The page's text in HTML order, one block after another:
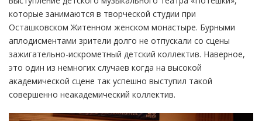
которые занимаются в творческой студии при
Осташковском Житенном женском монастыре. Бурными
аплодисментами зрители долго не отпускали со сцены
зажигательно-искрометный детский коллектив. Наверное,
это один из немногих случаев когда на высокой
академической сцене так успешно выступил такой
совершенно неакадемический коллектив.